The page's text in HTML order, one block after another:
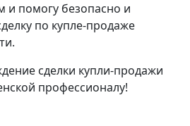
и помогу безопасно и
по купле-продаже
сделки купли-продажи
профессионалу!